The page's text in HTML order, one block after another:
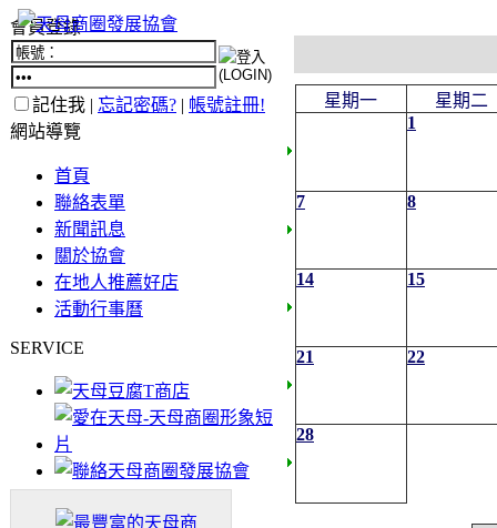
會員登錄
記住我 | 忘記密碼? | 帳號註冊!
網站導覽
首頁
聯絡表單
新聞訊息
關於協會
在地人推薦好店
活動行事曆
SERVICE
星期一
星期二
1
7 8
14 15
21 22
28